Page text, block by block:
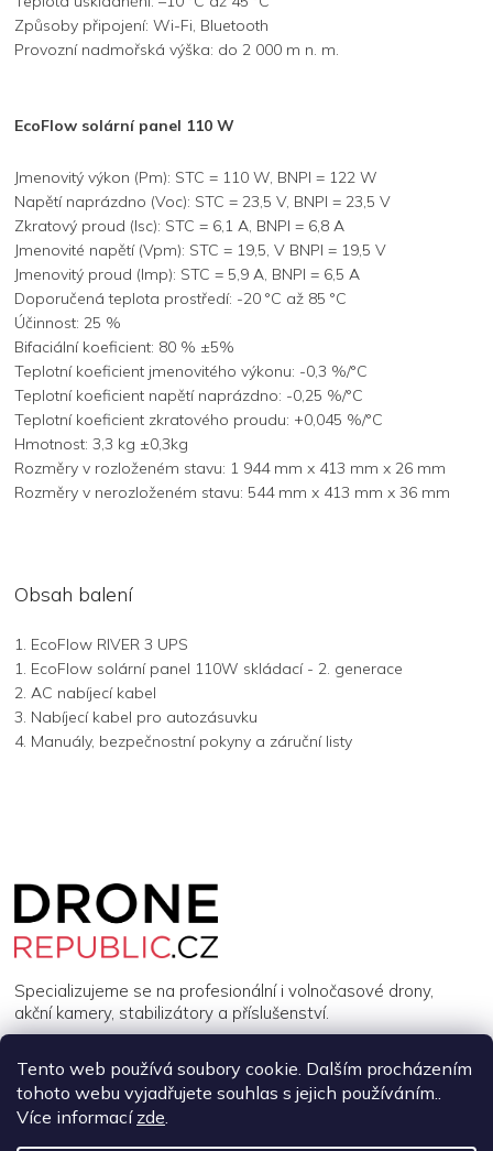
Tento web používá soubory cookie. Dalším procházením
tohoto webu vyjadřujete souhlas s jejich používáním..
Více informací zde.
Způsoby připojení: Wi-Fi, Bluetooth
Provozní nadmořská výška: do 2 000 m n. m.
EcoFlow solární panel 110 W
Jmenovitý výkon (Pm): STC = 110 W, BNPI = 122 W
Napětí naprázdno (Voc): STC = 23,5 V, BNPI = 23,5 V
Zkratový proud (Isc): STC = 6,1 A, BNPI = 6,8 A
Jmenovité napětí (Vpm): STC = 19,5, V BNPI = 19,5 V
Jmenovitý proud (Imp): STC = 5,9 A, BNPI = 6,5 A
Doporučená teplota prostředí: -20 °C až 85 °C
Účinnost: 25 %
Bifaciální koeficient: 80 % ±5%
Teplotní koeficient jmenovitého výkonu: -0,3 %/°C
Teplotní koeficient napětí naprázdno: -0,25 %/°C
Teplotní koeficient zkratového proudu: +0,045 %/°C
Hmotnost: 3,3 kg ±0,3kg
Rozměry v rozloženém stavu: 1 944 mm x 413 mm x 26 mm
Rozměry v nerozloženém stavu: 544 mm x 413 mm x 36 mm
Obsah balení
1. EcoFlow RIVER 3 UPS
1. EcoFlow solární panel 110W skládací - 2. generace
2. AC nabíjecí kabel
3. Nabíjecí kabel pro autozásuvku
4. Manuály, bezpečnostní pokyny a záruční listy
Specializujeme se na profesionální i volnočasové drony,
akční kamery, stabilizátory a příslušenství.
INFORMACE